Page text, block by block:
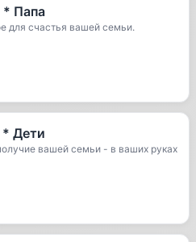
Папа
для счастья вашей семьи.
Дети
вашей семьи - в ваших руках